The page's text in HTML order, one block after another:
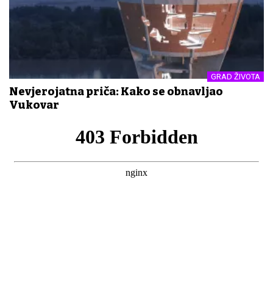
GRAD ŽIVOTA
Nevjerojatna priča: Kako se obnavljao
Vukovar